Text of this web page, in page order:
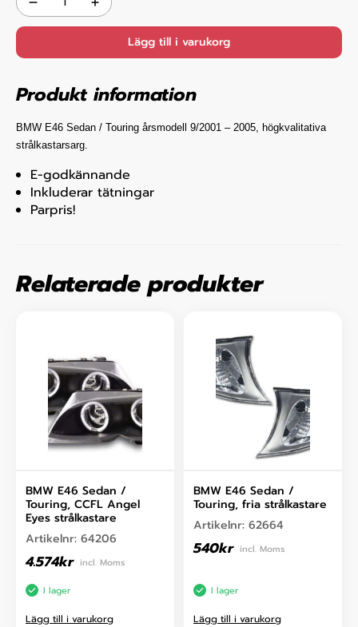
Lägg till i varukorg
Produkt information
BMW E46 Sedan / Touring årsmodell 9/2001 – 2005, högkvalitativa
strålkastarsarg.
E-godkännande
Inkluderar tätningar
Parpris!
Relaterade produkter
BMW E46 Sedan /
Touring, CCFL Angel
Eyes strålkastare
Artikelnr: 64206
4.574kr incl. Moms
I lager
Lägg till i varukorg
BMW E46 Sedan /
Touring, fria strålkastare
Artikelnr: 62664
540kr incl. Moms
I lager
Lägg till i varukorg